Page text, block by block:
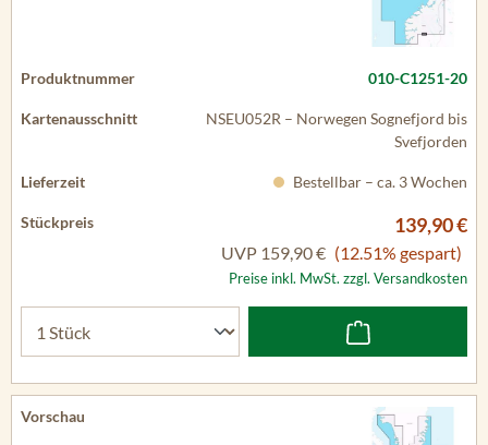
010-C1251-20
NSEU052R – Norwegen Sognefjord bis
Svefjorden
Bestellbar – ca. 3 Wochen
139,90 €
UVP 159,90 € (12.51% gespart)
Preise inkl. MwSt. zzgl. Versandkosten